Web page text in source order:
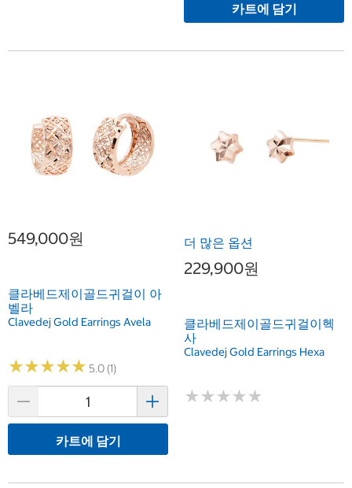
카트에 담기
549,000원
클라베드제이골드귀걸이 아
벨라
Clavedej Gold Earrings Avela
★★★★★
★★★★★ 5.0 (1)
카트에 담기
더 많은 옵션
229,900원
클라베드제이골드귀걸이헥
사
Clavedej Gold Earrings Hexa
★★★★★
★★★★★